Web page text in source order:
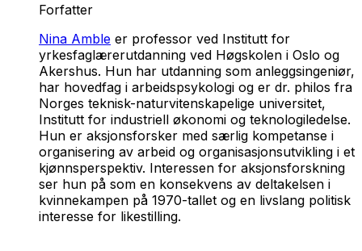
Forfatter
Nina Amble er professor ved Institutt for
yrkesfaglærerutdanning ved Høgskolen i Oslo og
Akershus. Hun har utdanning som anleggsingeniør,
har hovedfag i arbeidspsykologi og er dr. philos fra
Norges teknisk-naturvitenskapelige universitet,
Institutt for industriell økonomi og teknologiledelse.
Hun er aksjonsforsker med særlig kompetanse i
organisering av arbeid og organisasjonsutvikling i et
kjønnsperspektiv. Interessen for aksjonsforskning
ser hun på som en konsekvens av deltakelsen i
kvinnekampen på 1970-tallet og en livslang politisk
interesse for likestilling.